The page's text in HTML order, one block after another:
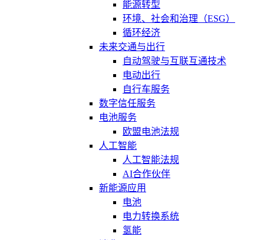
能源转型
环境、社会和治理（ESG）
循环经济
未来交通与出行
自动驾驶与互联互通技术
电动出行
自行车服务
数字信任服务
电池服务
欧盟电池法规
人工智能
人工智能法规
AI合作伙伴
新能源应用
电池
电力转换系统
氢能